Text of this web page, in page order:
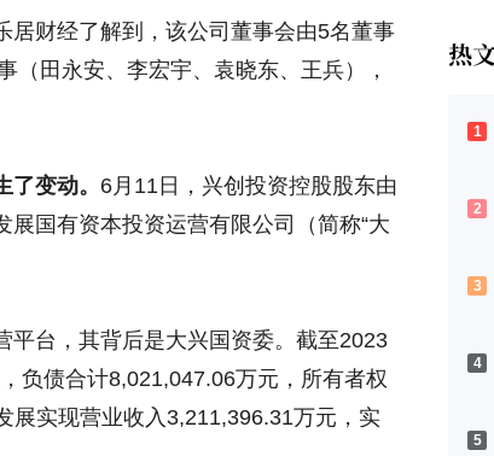
1
2
3
4
5
居财经了解到，该公司董事会由5名董事
（田永安、李宏宇、袁晓东、王兵），
变动。 6月11日，兴创投资控股股东由
国有资本投资运营有限公司（简称“大
平台，其背后是大兴国资委。截至2023
负债合计8,021,047.06万元，所有者权
展实现营业收入3,211,396.31万元，实